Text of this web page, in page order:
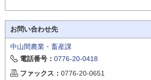
お問い合わせ先
中山間農業・畜産課
電話番号： 0776-20-0418
ファックス： 0776-20-0651